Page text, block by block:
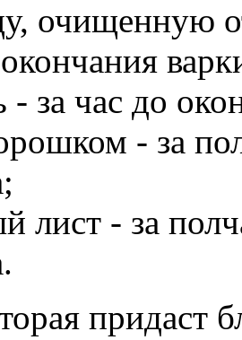
очищенную
- за час до
- за
лист - за
придаст